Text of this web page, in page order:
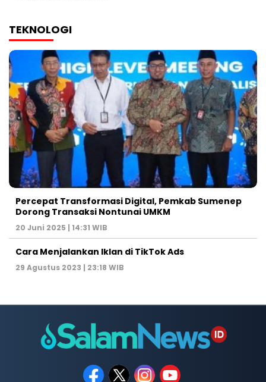
TEKNOLOGI
Percepat Transformasi Digital, Pemkab Sumenep
Dorong Transaksi Nontunai UMKM
20 Juni 2025 | 14:31 WIB
Cara Menjalankan Iklan di TikTok Ads
29 Agustus 2023 | 23:18 WIB